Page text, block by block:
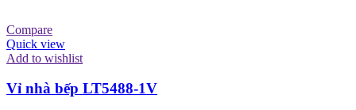
Compare
Quick view
Add to wishlist
Vỉ nhà bếp LT5488-1V